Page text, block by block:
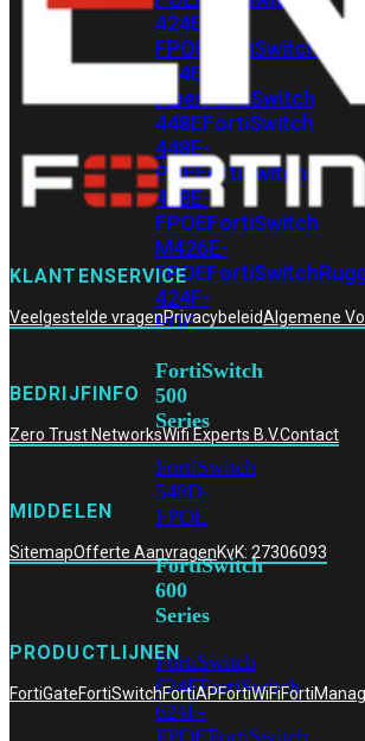
424E-
FPOE
FortiSwitch
424E-
FiberFortiSwitch
448EFortiSwitch
448E-
POEFortiSwitch
448E-
FPOEFortiSwitch
M426E-
FPOE
424F-
POE
FortiSwitch
500
Series
FortiSwitch
548D-
FPOE
FortiSwitch
600
Series
FortiSwitch
624FFortiSwitch
624F-
FPOEFortiSwitch
KLANTENSERVICE
Veelgestelde vragenPrivacybeleidAlgemene
BEDRIJFINFO
Zero Trust NetworksWifi Experts B.V.Contact
MIDDELEN
SitemapOfferte AanvragenKvK: 27306093
PRODUCTLIJNEN
FortiGateFortiSwitchFortiAPFortiWiFi